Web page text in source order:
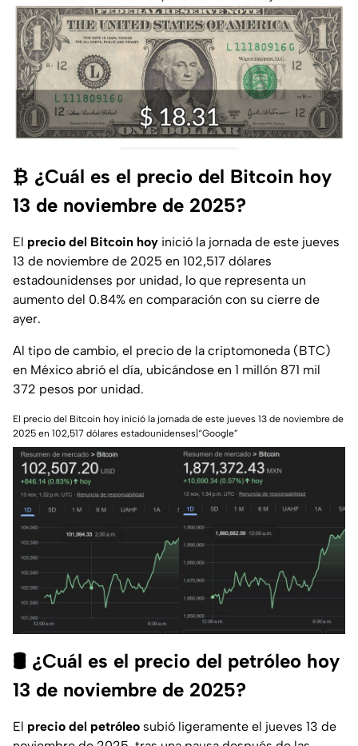
₿ ¿Cuál es el precio del Bitcoin hoy
13 de noviembre de 2025?
El precio del Bitcoin hoy inició la jornada de este jueves
13 de noviembre de 2025 en 102,517 dólares
estadounidenses por unidad, lo que representa un
aumento del 0.84% en comparación con su cierre de
ayer.
Al tipo de cambio, el precio de la criptomoneda (BTC)
en México abrió el día, ubicándose en 1 millón 871 mil
372 pesos por unidad.
El precio del Bitcoin hoy inició la jornada de este jueves 13 de noviembre de
2025 en 102,517 dólares estadounidenses|“Google”
🛢️ ¿Cuál es el precio del petróleo hoy
13 de noviembre de 2025?
El precio del petróleo subió ligeramente el jueves 13 de